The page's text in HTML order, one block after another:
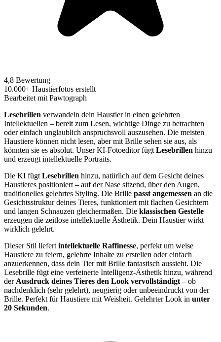
4,8 Bewertung
10.000+ Haustierfotos erstellt
Bearbeitet mit Pawtograph
Lesebrillen verwandeln dein Haustier in einen gelehrten
Intellektuellen – bereit zum Lesen, wichtige Dinge zu betrachten
oder einfach unglaublich anspruchsvoll auszusehen. Die meisten
Haustiere können nicht lesen, aber mit Brille sehen sie aus, als
könnten sie es absolut. Unser KI-Fotoeditor fügt Lesebrillen hinzu
und erzeugt intellektuelle Portraits.
Die KI fügt Lesebrillen hinzu, natürlich auf dem Gesicht deines
Haustieres positioniert – auf der Nase sitzend, über den Augen,
traditionelles gelehrtes Styling. Die Brille passt angemessen an die
Gesichtsstruktur deines Tieres, funktioniert mit flachen Gesichtern
und langen Schnauzen gleichermaßen. Die klassischen Gestelle
erzeugen die zeitlose intellektuelle Ästhetik. Dein Haustier wirkt
wirklich gelehrt.
Dieser Stil liefert intellektuelle Raffinesse, perfekt um weise
Haustiere zu feiern, gelehrte Inhalte zu erstellen oder einfach
anzuerkennen, dass dein Tier mit Brille fantastisch aussieht. Die
Lesebrille fügt eine verfeinerte Intelligenz-Ästhetik hinzu, während
der Ausdruck deines Tieres den Look vervollständigt – ob
nachdenklich (sehr gelehrt), neugierig oder unbeeindruckt von der
Brille. Perfekt für Haustiere mit Weisheit. Gelehrter Look in unter
20 Sekunden.